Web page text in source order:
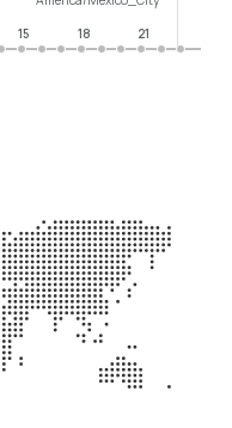
15 18 21